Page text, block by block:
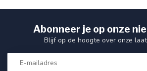
Abonneer je op onze
Blijf op de hoogte over onze